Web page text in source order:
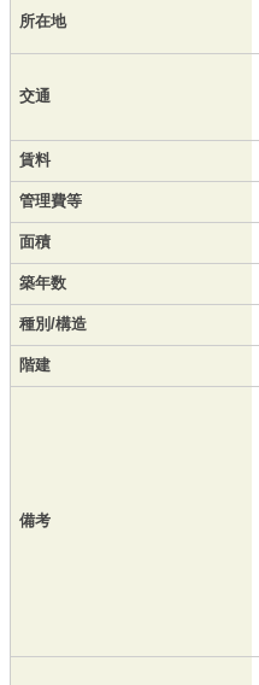
所在地
交通
賃料
管理費等
面積
築年数
種別/構造
階建
備考